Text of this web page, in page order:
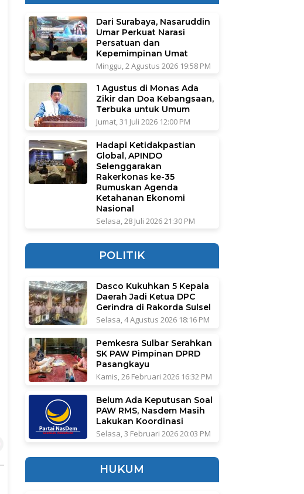
Dari Surabaya, Nasaruddin
Umar Perkuat Narasi
Persatuan dan
Kepemimpinan Umat
Minggu, 2 Agustus 2026 19:58 PM
1 Agustus di Monas Ada
Zikir dan Doa Kebangsaan,
Terbuka untuk Umum
Jumat, 31 Juli 2026 12:00 PM
Hadapi Ketidakpastian
Global, APINDO
Selenggarakan
Rakerkonas ke-35
Rumuskan Agenda
Ketahanan Ekonomi
Nasional
Selasa, 28 Juli 2026 21:30 PM
POLITIK
Dasco Kukuhkan 5 Kepala
Daerah Jadi Ketua DPC
Gerindra di Rakorda Sulsel
Selasa, 4 Agustus 2026 18:16 PM
Pemkesra Sulbar Serahkan
SK PAW Pimpinan DPRD
Pasangkayu
Kamis, 26 Februari 2026 16:32 PM
Belum Ada Keputusan Soal
PAW RMS, Nasdem Masih
Lakukan Koordinasi
Selasa, 3 Februari 2026 20:03 PM
HUKUM